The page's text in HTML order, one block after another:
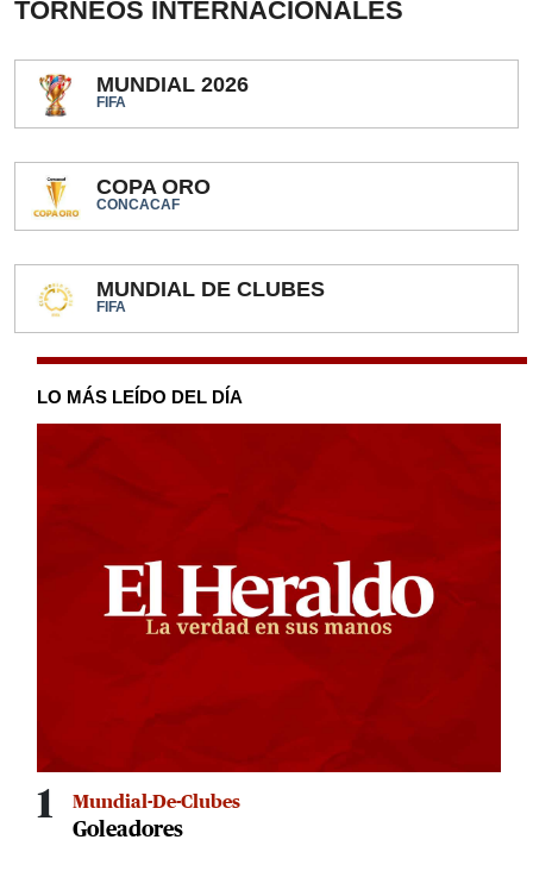
TORNEOS INTERNACIONALES
MUNDIAL 2026
FIFA
COPA ORO
CONCACAF
MUNDIAL DE CLUBES
FIFA
LO MÁS LEÍDO DEL DÍA
1 Mundial-De-Clubes
Goleadores